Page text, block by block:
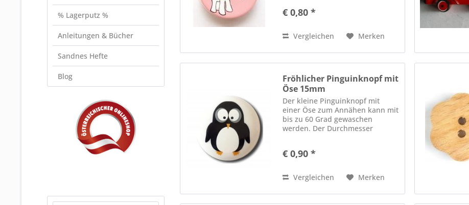
% Lagerputz %
Anleitungen & Bücher
Sandnes Hefte
Blog
gestrickten Werken ;)
€ 0,80 *
Vergleichen Merken
Fröhlicher Pinguinknopf mit
Öse 15mm
Der kleine Pinguinknopf mit
einer Öse zum Annähen kann mit
bis zu 60 Grad gewaschen
werden. Der Durchmesser
das Anziehen von gestrickten
€ 0,90 *
Vergleichen Merken